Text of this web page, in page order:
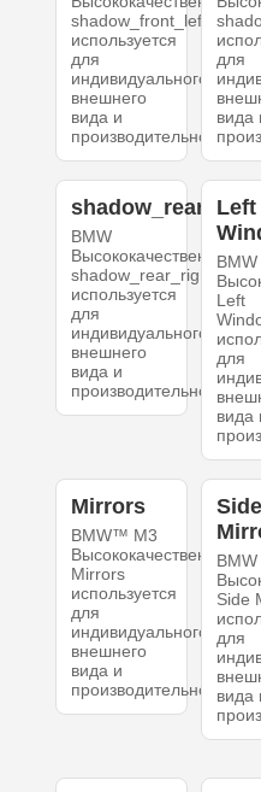
shadow_front_left
используется
для
индивидуального
внешнего
вида и
производительности.
для
вида
shadow_rear_right
BMW
Высококачественный
shadow_rear_right
используется
для
индивидуального
внешнего
вида и
производительности.
Left
Left
для
вида
Mirrors
BMW™ M3
Высококачественный
Mirrors
используется
для
индивидуального
внешнего
вида и
производительности.
Side
BMW
Side
для
вида